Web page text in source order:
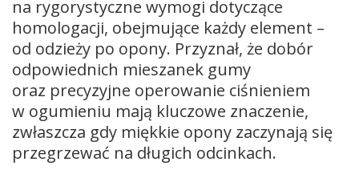
na rygorystyczne wymogi dotyczące
homologacji, obejmujące każdy element –
od odzieży po opony. Przyznał, że dobór
odpowiednich mieszanek gumy
oraz precyzyjne operowanie ciśnieniem
w ogumieniu mają kluczowe znaczenie,
zwłaszcza gdy miękkie opony zaczynają się
przegrzewać na długich odcinkach.